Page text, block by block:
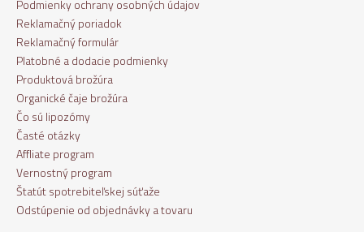
Podmienky ochrany osobných údajov
Reklamačný poriadok
Reklamačný formulár
Platobné a dodacie podmienky
Produktová brožúra
Organické čaje brožúra
Čo sú lipozómy
Časté otázky
Affliate program
Vernostný program
Štatút spotrebiteľskej súťaže
Odstúpenie od objednávky a tovaru